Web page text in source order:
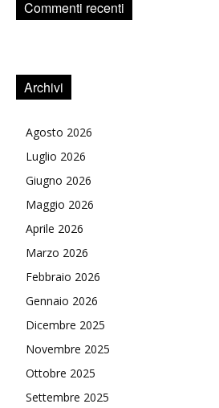
Commenti recenti
Archivi
Agosto 2026
Luglio 2026
Giugno 2026
Maggio 2026
Aprile 2026
Marzo 2026
Febbraio 2026
Gennaio 2026
Dicembre 2025
Novembre 2025
Ottobre 2025
Settembre 2025